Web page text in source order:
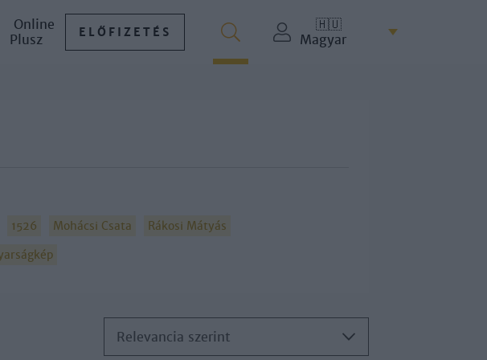
Online
Plusz
ELŐFIZETÉS
🇭🇺
Magyar
1526 Mohácsi Csata
Rákosi Mátyás
Relevancia szerint